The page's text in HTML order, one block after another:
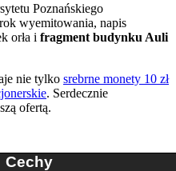
Poznańskiego
wyemitowania, napis
orła i fragment budynku Auli
nie tylko srebrne monety 10 zł
. Serdecznie
ofertą.
Cechy